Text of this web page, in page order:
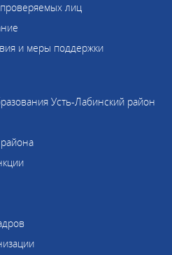
лиц
и меры поддержки
Усть-Лабинский район